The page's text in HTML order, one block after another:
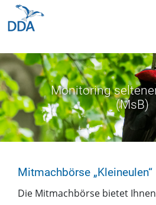
Monitoring
(MsB)
Mitmachbörse „Kleineulen“
Die Mitmachbörse bietet Ihnen